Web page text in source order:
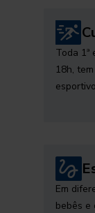
Toda 1ª
18h,
Em
bebês e